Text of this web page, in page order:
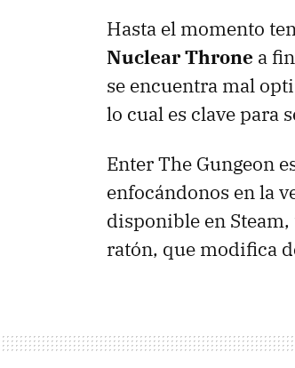
Hasta el momento
Nuclear Throne a
se encuentra mal
lo cual es clave para
Enter The Gungeon
enfocándonos en la
disponible en
ratón, que modifica